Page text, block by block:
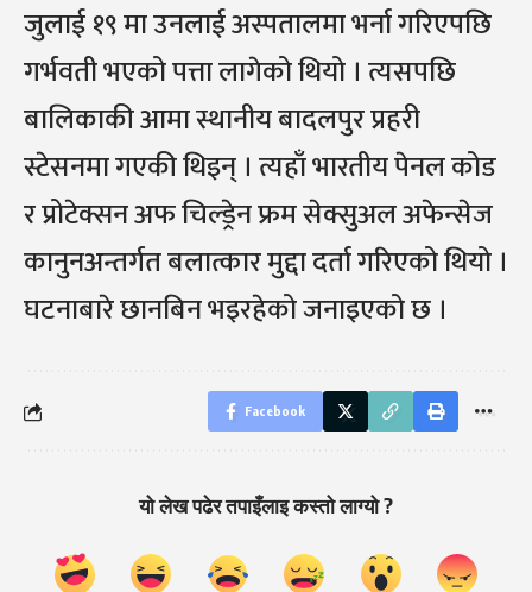
जुलाई १९ मा उनलाई अस्पतालमा भर्ना गरिएपछि
गर्भवती भएको पत्ता लागेको थियो । त्यसपछि
बालिकाकी आमा स्थानीय बादलपुर प्रहरी
स्टेसनमा गएकी थिइन् । त्यहाँ भारतीय पेनल कोड
र प्रोटेक्सन अफ चिल्ड्रेन फ्रम सेक्सुअल अफेन्सेज
कानुनअन्तर्गत बलात्कार मुद्दा दर्ता गरिएको थियो ।
घटनाबारे छानबिन भइरहेको जनाइएको छ ।
Facebook
यो लेख पढेर तपाइँलाइ कस्तो लाग्यो ?